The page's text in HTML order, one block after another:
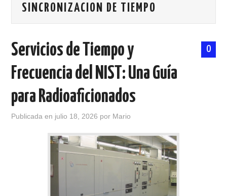
ANTENAS Y ACCESORIOS
CONTACTO
HISTORIA DE LA RADIO
IMÁGENES CRECJ
LA PULGA MERCANTE
SINCRONIZACION DE TIEMPO
0
Servicios de Tiempo y
Frecuencia del NIST: Una Guía
para Radioaficionados
Publicada en julio 18, 2026 por Mario